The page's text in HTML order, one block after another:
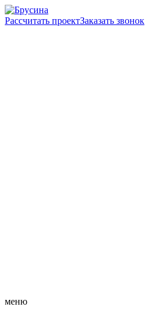
Рассчитать проектЗаказать звонок
меню